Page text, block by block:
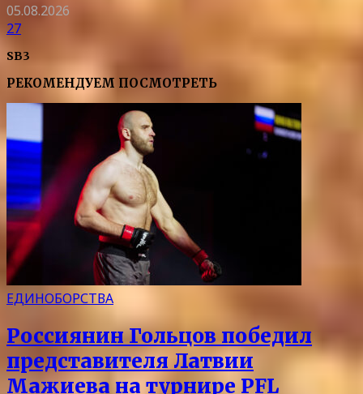
05.08.2026
27
SB3
РЕКОМЕНДУЕМ ПОСМОТРЕТЬ
ЕДИНОБОРСТВА
Россиянин Гольцов победил
представителя Латвии
Мажиева на турнире PFL